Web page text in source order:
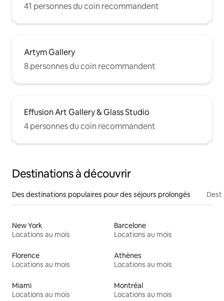
41 personnes du coin recommandent
Artym Gallery
8 personnes du coin recommandent
Effusion Art Gallery & Glass Studio
4 personnes du coin recommandent
Destinations à découvrir
Des destinations populaires pour des séjours prolongés
New York
Locations au mois
Barcelone
Locations au mois
Florence
Locations au mois
Athènes
Locations au mois
Miami
Locations au mois
Montréal
Locations au mois